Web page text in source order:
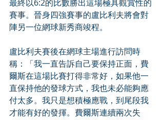
最終以6:2的比數勝出這場極具觀賞性的
賽事。晉身四強賽事的盧比利夫將會對
陣另一位網球新秀商竣程。
盧比利夫賽後在網球主場進行訪問時
稱：「我一直告訴自己要保持正面，費
爾斯在這場比賽打得非常好，如果他一
直保持他的發球方式，我也未必能夠應
付太多。我只是想積極應戰，到尾段我
才能有好的發揮。費爾斯連續兩次失